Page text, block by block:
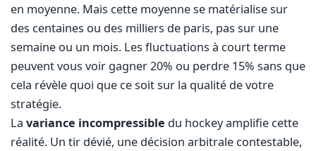
en moyenne. Mais cette moyenne se matérialise sur
des centaines ou des milliers de paris, pas sur une
semaine ou un mois. Les fluctuations à court terme
peuvent vous voir gagner 20% ou perdre 15% sans que
cela révèle quoi que ce soit sur la qualité de votre
stratégie.
La variance incompressible du hockey amplifie cette
réalité. Un tir dévié, une décision arbitrale contestable,